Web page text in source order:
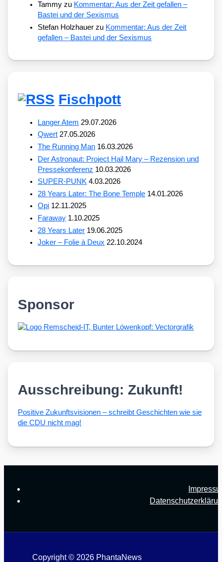
Tammy zu Kommentar: Aus der Zeit gefallen –
Bastei und der Sexismus
Stefan Holzhauer zu Kommentar: Aus der Zeit
gefallen – Bastei und der Sexismus
Fischpott
Langer Atem 29.07.2026
Qwert 27.05.2026
The Running Man 16.03.2026
Der Astronaut: Project Hail Mary – Rezension und
Pressekonferenz 10.03.2026
SUPER-PUNK 4.03.2026
28 Years Later: The Bone Temple 14.01.2026
Opi 12.11.2025
Faraway 1.10.2025
28 Years Later 19.06.2025
Joker – Folie à Deux 22.10.2024
Sponsor
Ausschreibung: Zukunft!
Posi­ti­ve Zukunfts­vi­sio­nen – schreibt Geschich­ten wie sie
die CDU nicht mag!
Copyright © 2026 PhantaNews